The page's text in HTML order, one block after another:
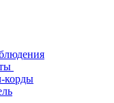
корды